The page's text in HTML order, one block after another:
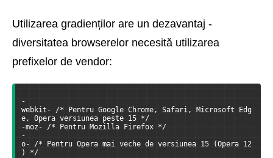
Utilizarea gradienților are un dezavantaj -
diversitatea browserelor necesită utilizarea
prefixelor de vendor:
-
webkit- /* Pentru Google Chrome, Safari, Microsoft Edg
e, Opera versiunea peste 15 */
-moz- /* Pentru Mozilla Firefox */
-
o- /* Pentru Opera mai veche de versiunea 15 (Opera 12
) */